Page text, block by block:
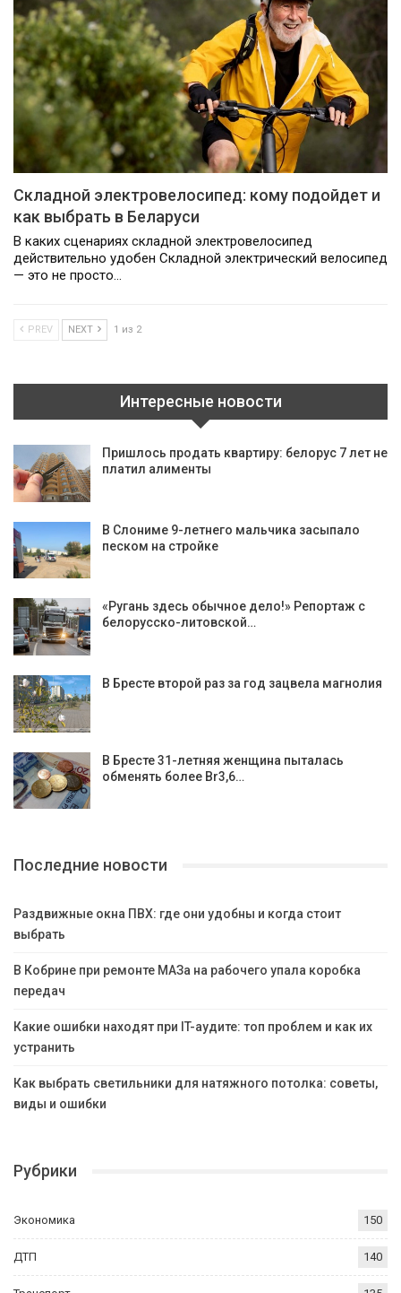
Складной электровелосипед: кому подойдет и
как выбрать в Беларуси
В каких сценариях складной электровелосипед
действительно удобен Складной электрический велосипед
— это не просто…
PREV NEXT 1 из 2
Интересные новости
Пришлось продать квартиру: белорус 7 лет не
платил алименты
В Слониме 9-летнего мальчика засыпало
песком на стройке
«Ругань здесь обычное дело!» Репортаж с
белорусско-литовской…
В Бресте второй раз за год зацвела магнолия
В Бресте 31-летняя женщина пыталась
обменять более Br3,6…
Последние новости
Раздвижные окна ПВХ: где они удобны и когда стоит
выбрать
В Кобрине при ремонте МАЗа на рабочего упала коробка
передач
Какие ошибки находят при IT-аудите: топ проблем и как их
устранить
Как выбрать светильники для натяжного потолка: советы,
виды и ошибки
Рубрики
Экономика 150
ДТП 140